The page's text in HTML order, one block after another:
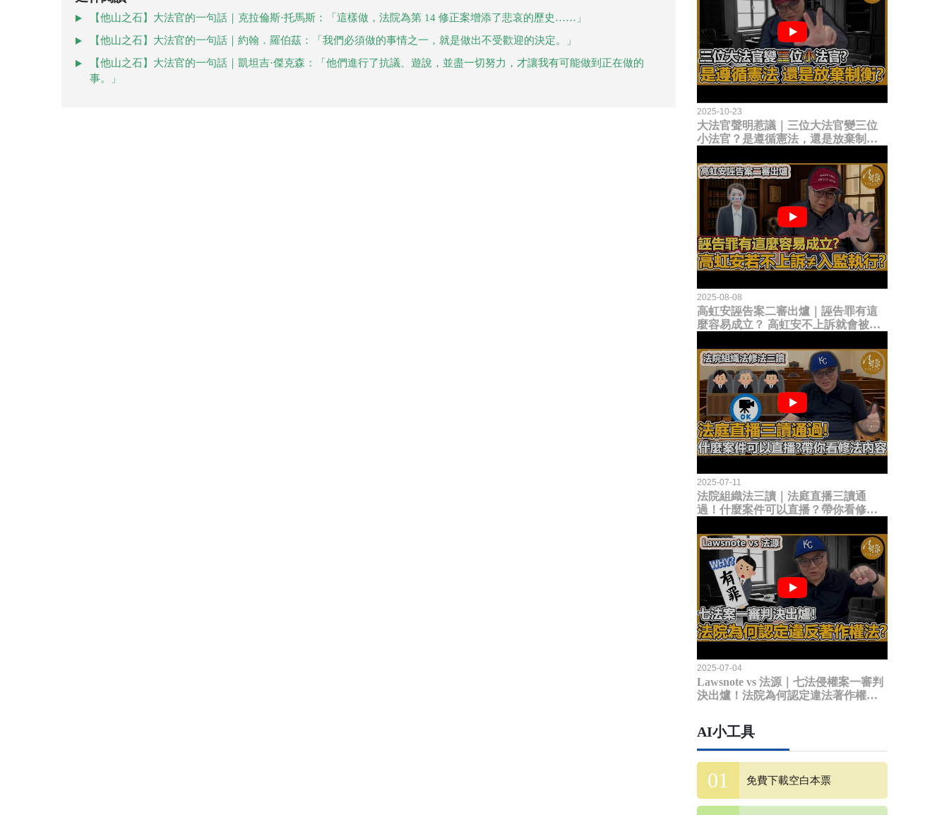
【他山之石】大法官的一句話｜克拉倫斯·托馬斯：「這樣做，法院為第 14 修正案增添了悲哀的歷史……」
【他山之石】大法官的一句話｜約翰．羅伯茲：「我們必須做的事情之一，就是做出不受歡迎的決定。」
【他山之石】大法官的一句話｜凱坦吉·傑克森：「他們進行了抗議、遊說，並盡一切努力，才讓我有可能做到正在做的
事。」
2025-10-23
大法官聲明惹議｜三位大法官變三位
小法官？是遵循憲法，還是放棄制衡
2025-08-08
高虹安誣告案二審出爐｜誣告罪有這
麼容易成立？ 高虹安不上訴就會被
2025-07-11
法院組織法三讀｜法庭直播三讀通
過！什麼案件可以直播？帶你看修法
2025-07-04
Lawsnote vs 法源｜七法侵權案一審判
決出爐！法院為何認定違法著作權
AI小工具
免費下載空白本票